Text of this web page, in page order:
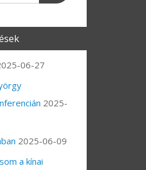
06-27
2025-
2025-06-09
a kínai